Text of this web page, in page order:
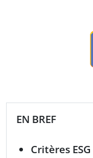
EN BREF
Critères ESG